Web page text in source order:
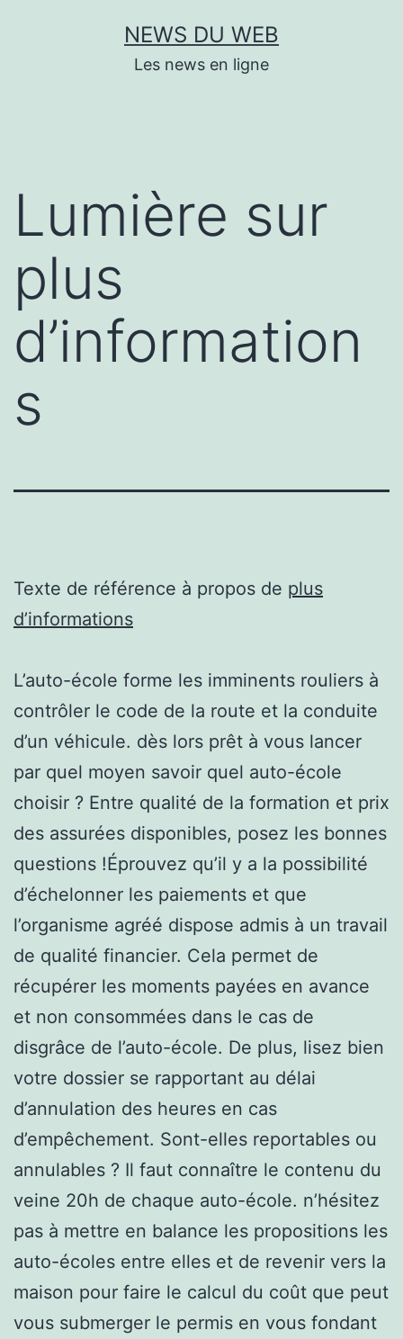
NEWS DU WEB
Les news en ligne
Lumière sur
plus
d’information
s
Texte de référence à propos de plus
d’informations
L’auto-école forme les imminents rouliers à
contrôler le code de la route et la conduite
d’un véhicule. dès lors prêt à vous lancer
par quel moyen savoir quel auto-école
choisir ? Entre qualité de la formation et prix
des assurées disponibles, posez les bonnes
questions !Éprouvez qu’il y a la possibilité
d’échelonner les paiements et que
l’organisme agréé dispose admis à un travail
de qualité financier. Cela permet de
récupérer les moments payées en avance
et non consommées dans le cas de
disgrâce de l’auto-école. De plus, lisez bien
votre dossier se rapportant au délai
d’annulation des heures en cas
d’empêchement. Sont-elles reportables ou
annulables ? Il faut connaître le contenu du
veine 20h de chaque auto-école. n’hésitez
pas à mettre en balance les propositions les
auto-écoles entre elles et de revenir vers la
maison pour faire le calcul du coût que peut
vous submerger le permis en vous fondant